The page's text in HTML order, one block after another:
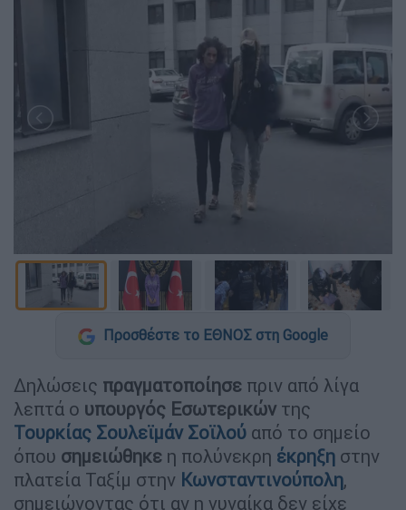
Προσθέστε το ΕΘΝΟΣ στη Google
Δηλώσεις πραγματοποίησε πριν από λίγα
λεπτά ο υπουργός Εσωτερικών της
Τουρκίας Σουλεϊμάν Σοϊλού από το σημείο
όπου σημειώθηκε η πολύνεκρη έκρηξη στην
πλατεία Ταξίμ στην Κωνσταντινούπολη,
σημειώνοντας ότι αν η γυναίκα δεν είχε